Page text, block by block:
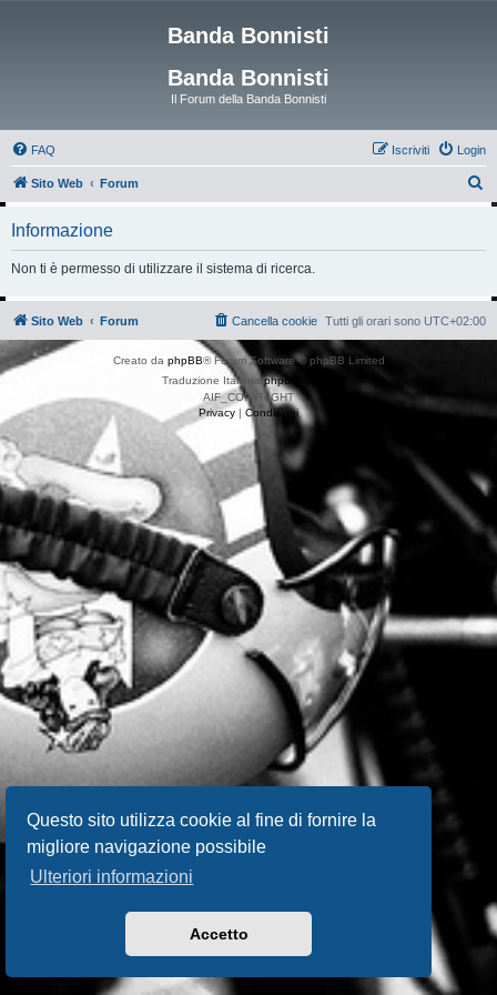
Questo sito utilizza cookie al fine di fornire la
migliore navigazione possibile
Ulteriori informazioni
Accetto
Banda Bonnisti
Banda Bonnisti
Il Forum della Banda Bonnisti
FAQ Login
Iscriviti
Sito Web Forum
Informazione
Non ti è permesso di utilizzare il sistema di ricerca.
Sito Web Forum Tutti gli orari sono UTC+02:00
Cancella cookie
Creato da phpBB® Forum Software © phpBB Limited
Traduzione ItalianaphpBB-Italia.it
AIF_COPYRIGHT
Privacy | Condizioni